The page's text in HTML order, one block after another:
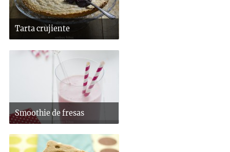
Tarta crujiente
Smoothie de fresas